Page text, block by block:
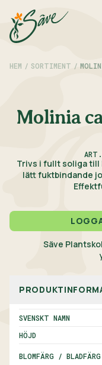
HEM / SORTIMENT /
Molinia
Trivs i fullt soliga till
lätt fuktbindande
Säve
SVENSKT NAMN
HÖJD
BLOMFÄRG / BLADFÄRG